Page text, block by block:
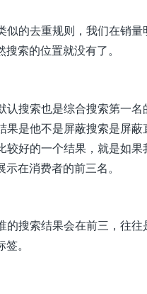
的去重规则，我们在销
索的位置就没有了。
搜索也是综合搜索第一
是他不是屏蔽搜索是屏
好的一个结果，就是如
在消费者的前三名。
搜索结果会在前三，往
。